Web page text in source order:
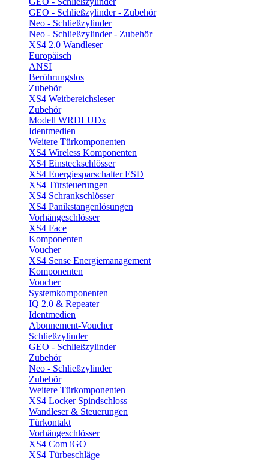
GEO - Schließzylinder - Zubehör
Neo - Schließzylinder
Neo - Schließzylinder - Zubehör
XS4 2.0 Wandleser
Europäisch
ANSI
Berührungslos
Zubehör
XS4 Weitbereichsleser
Zubehör
Modell WRDLUDx
Identmedien
Weitere Türkomponenten
XS4 Wireless Komponenten
XS4 Einsteckschlösser
XS4 Energiesparschalter ESD
XS4 Türsteuerungen
XS4 Schrankschlösser
XS4 Panikstangenlösungen
Vorhängeschlösser
XS4 Face
Komponenten
Voucher
XS4 Sense Energiemanagement
Komponenten
Voucher
Systemkomponenten
IQ 2.0 & Repeater
Identmedien
Abonnement-Voucher
Schließzylinder
GEO - Schließzylinder
Zubehör
Neo - Schließzylinder
Zubehör
Weitere Türkomponenten
XS4 Locker Spindschloss
Wandleser & Steuerungen
Türkontakt
Vorhängeschlösser
XS4 Com iGO
XS4 Türbeschläge